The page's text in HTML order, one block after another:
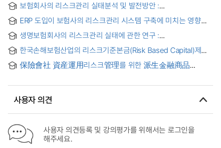
보험회사의 리스크관리 실태분석 및 발전방안 :
리스크관리조직의 특성 및 인식전환을 중심으로 = (An)
Empirical Analysis and the Recommendations for Future
Development for Risk Management of Insurance
Company
ERP 도입이 보험사의 리스크관리 시스템 구축에 미치는 영향에
관한 연구 = ERP adoption of insurancne business and its
effects on risk management system construction
생명보험회사의 리스크관리 실태에 관한 연구 :
K생명보험회사를 중심으로
한국손해보험산업의 리스크기준본금(Risk Based Capital)제도
도입에 관한 연구 = (A) study on the introduction of risk-
based capital system to non-life insurance industry : a
保險會社 資産運用리스크管理를 위한 派生金融商品
Derivatives by Korea Insurance Companies
사용자 의견
사용자 의견등록 및 강의평가를 위해서는 로그인을
해주세요.